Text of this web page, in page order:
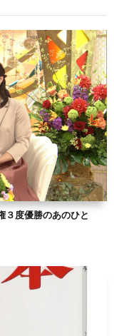
３度優勝のあのひと